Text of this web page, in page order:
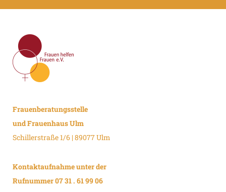
Frauenberatungsstelle
und Frauenhaus Ulm
Schillerstraße 1/6 | 89077 Ulm
Kontaktaufnahme unter der
Rufnummer 07 31 . 61 99 06